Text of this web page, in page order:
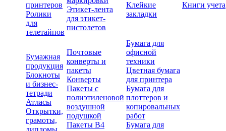
принтеров
Ролики
для
телетайпов
Этикет-лента
для этикет-
пистолетов
Клейкие
закладки
Книги учета
Бумажная
продукция
Блокноты
и бизнес-
тетради
Атласы
Открытки,
грамоты,
дипломы
Почтовые
конверты и
пакеты
Конверты
Пакеты с
полиэтиленовой
воздушной
подушкой
Пакеты В4
Бумага для
офисной
техники
Цветная бумага
для принтера
Бумага для
плоттеров и
копировальных
работ
Бумага для